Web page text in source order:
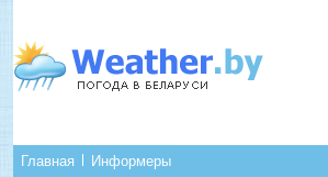
Главная Информеры